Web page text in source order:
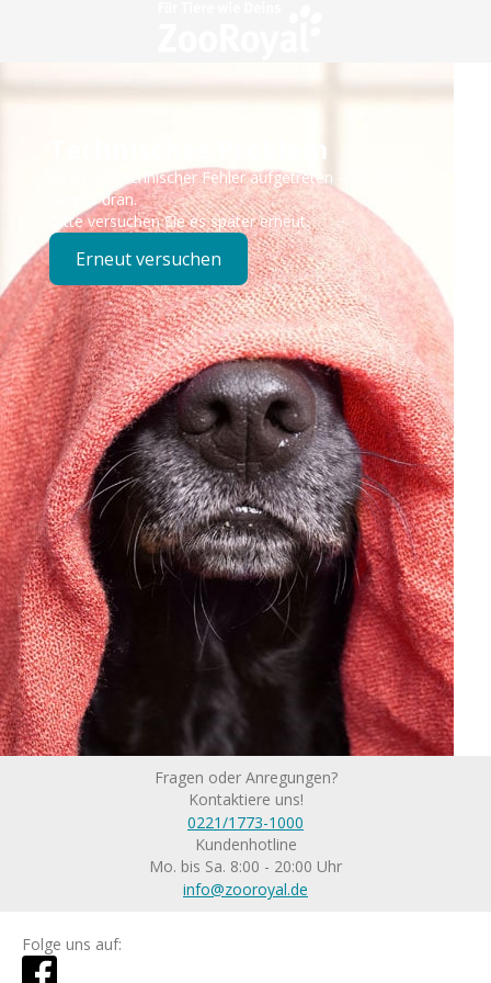
Technisches Problem
Es ist ein technischer Fehler aufgetreten – wir sind
bereits dran.
Bitte versuchen Sie es später erneut.
Erneut versuchen
Fragen oder Anregungen?
Kontaktiere uns!
0221/1773-1000
Kundenhotline
Mo. bis Sa. 8:00 - 20:00 Uhr
info@zooroyal.de
Folge uns auf: